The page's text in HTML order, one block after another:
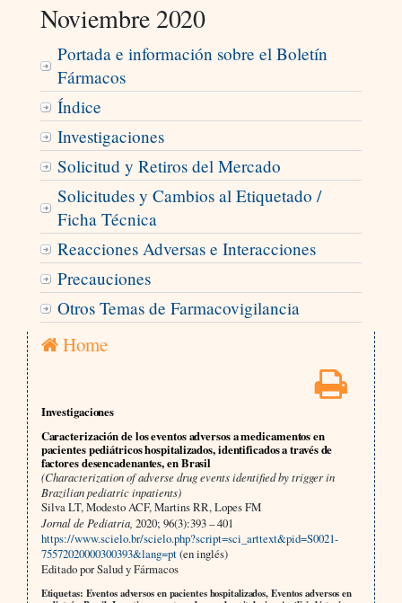
Noviembre 2020
Portada e información sobre el Boletín
Fármacos
Índice
Investigaciones
Solicitud y Retiros del Mercado
Solicitudes y Cambios al Etiquetado /
Ficha Técnica
Reacciones Adversas e Interacciones
Precauciones
Otros Temas de Farmacovigilancia
Home
Investigaciones
Caracterización de los eventos adversos a medicamentos en
pacientes pediátricos hospitalizados, identificados a través de
factores desencadenantes, en Brasil
(Characterization of adverse drug events identified by trigger in
Brazilian pediatric inpatients)
Silva LT, Modesto ACF, Martins RR, Lopes FM
Jornal de Pediatria, 2020; 96(3):393 – 401
https://www.scielo.br/scielo.php?script=sci_arttext&pid=S0021-
75572020000300393&lang=pt(en inglés)
Editado por Salud y Fármacos
Etiquetas: Eventos adversos en pacientes hospitalizados, Eventos adversos en